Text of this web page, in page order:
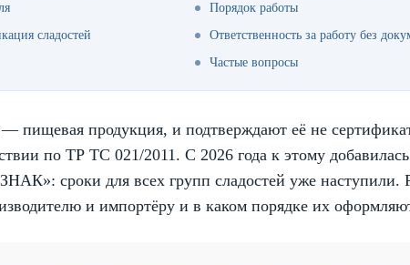
Порядок работы
сладостей
Ответственность за работу без
Частые вопросы
— пищевая продукция, и подтверждают её не
по ТР ТС 021/2011. С 2026 года к этому добавилась
сроки для всех групп сладостей уже наступили.
и импортёру и в каком порядке их